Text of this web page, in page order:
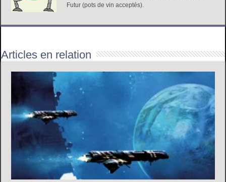
Futur (pots de vin acceptés).
Articles en relation